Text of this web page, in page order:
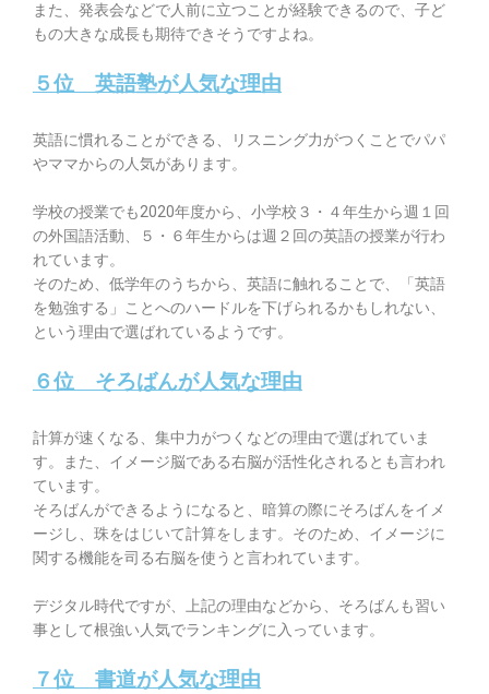
また、発表会などで人前に立つことが経験できるので、子ど
もの大きな成長も期待できそうですよね。
５位 英語塾が人気な理由
英語に慣れることができる、リスニング力がつくことでパパ
やママからの人気があります。
学校の授業でも2020年度から、小学校３・４年生から週１回
の外国語活動、５・６年生からは週２回の英語の授業が行わ
れています。
そのため、低学年のうちから、英語に触れることで、「英語
を勉強する」ことへのハードルを下げられるかもしれない、
という理由で選ばれているようです。
６位 そろばんが人気な理由
計算が速くなる、集中力がつく などの理由で選ばれていま
す。また、イメージ脳である右脳が活性化されるとも言われ
ています。
そろばんができるようになると、暗算の際にそろばんをイメ
ージし、珠をはじいて計算をします。そのため、イメージに
関する機能を司る右脳を使うと言われています。
デジタル時代ですが、上記の理由などから、そろばんも習い
事として根強い人気でランキングに入っています。
７位 書道が人気な理由